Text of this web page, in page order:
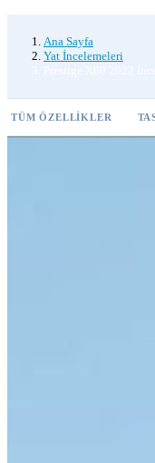
Ana Sayfa
Yat İncelemeleri
TÜM ÖZELLIKLER